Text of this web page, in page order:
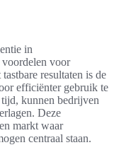
in
voor
resultaten is de
efficiënter gebruik te
kunnen bedrijven
Deze
markt waar
centraal staan.